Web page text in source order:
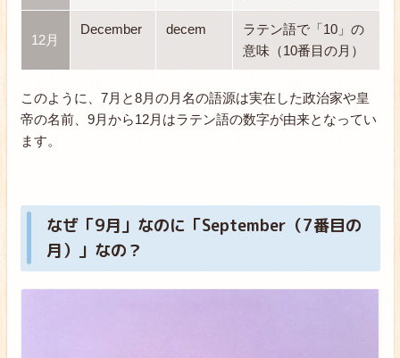
12月
December decem
ラテン語で「10」の
意味（10番目の月）
このように、7月と8月の月名の語源は実在した政治家や皇
帝の名前、9月から12月はラテン語の数字が由来となってい
ます。
なぜ「9月」なのに「September（7番目の
月）」なの？